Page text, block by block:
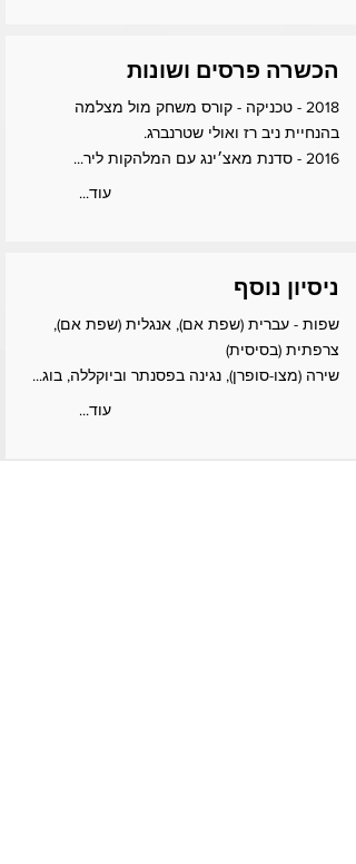
הכשרה פרסים ושונות
2018 - טכניקה - קורס משחק מול מצלמה
בהנחיית ניב רז ואולי שטרנברג.
2016 - סדנת מאצ׳ינג עם המלהקות ליר...
...עוד
ניסיון נוסף
שפות - עברית (שפת אם), אנגלית (שפת אם),
צרפתית (בסיסית)
שירה (מצו-סופרן), נגינה בפסנתר וביוקללה, בוג...
...עוד